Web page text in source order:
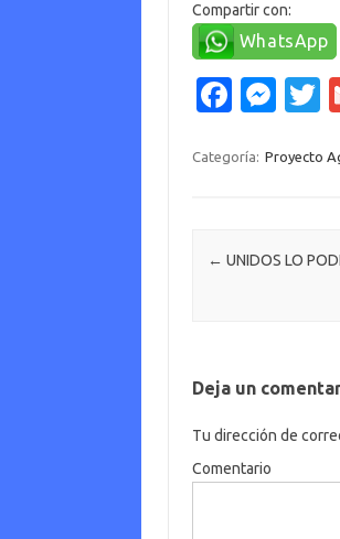
Compartir con:
WhatsApp
Fa
e
o
M
se
er
T
Categoría: Proyecto
Navegación de
← UNIDOS LO
Deja un
Tu dirección de
Comentario